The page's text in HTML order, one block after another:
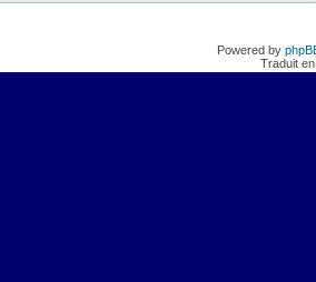
Powered by
Traduit